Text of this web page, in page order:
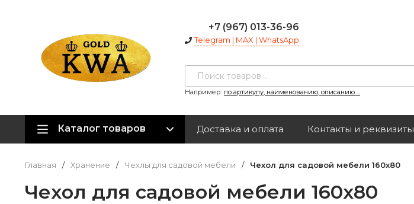
+7 (967) 013-36-96
Telegram | MAX | WhatsApp
Например: по артикулу, наименованию, описанию ...
Каталог товаров Доставка и оплата Контакты и реквизиты
Главная / Хранение / Чехлы для садовой мебели / Чехол для садовой мебели 160х80
Чехол для садовой мебели 160х80